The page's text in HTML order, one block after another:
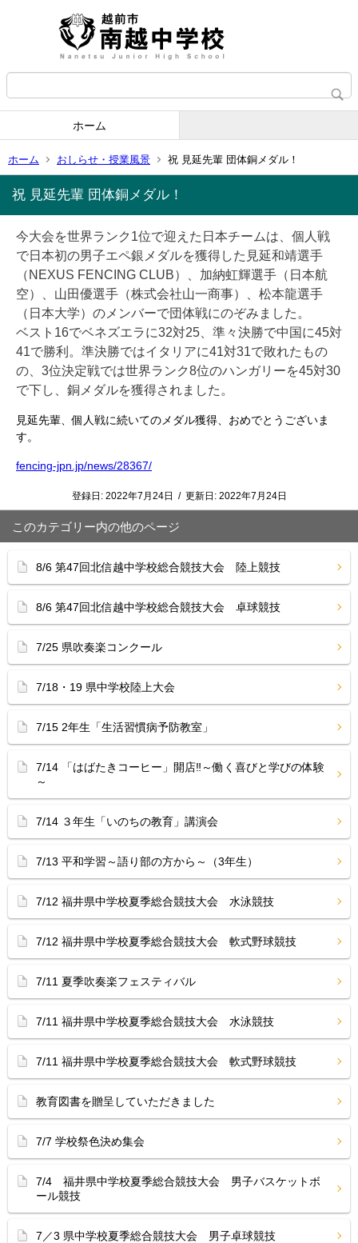
ホーム
ホーム おしらせ・授業風景 祝 見延先輩 団体銅メダル！
祝 見延先輩 団体銅メダル！
今大会を世界ランク1位で迎えた日本チームは、個人戦
で日本初の男子エペ銀メダルを獲得した見延和靖選手
（NEXUS FENCING CLUB）、加納虹輝選手（日本航
空）、山田優選手（株式会社山一商事）、松本龍選手
（日本大学）のメンバーで団体戦にのぞみました。
ベスト16でベネズエラに32対25、準々決勝で中国に45対
41で勝利。準決勝ではイタリアに41対31で敗れたもの
の、3位決定戦では世界ランク8位のハンガリーを45対30
で下し、銅メダルを獲得されました。
見延先輩、個人戦に続いてのメダル獲得、おめでとうございま
す。
fencing-jpn.jp/news/28367/
登録日: 2022年7月24日 / 更新日: 2022年7月24日
このカテゴリー内の他のページ
8/6 第47回北信越中学校総合競技大会 陸上競技
8/6 第47回北信越中学校総合競技大会 卓球競技
7/25 県吹奏楽コンクール
7/18・19 県中学校陸上大会
7/15 2年生「生活習慣病予防教室」
7/14 「はばたきコーヒー」開店‼︎～働く喜びと学びの体験
～
7/14 ３年生「いのちの教育」講演会
7/13 平和学習～語り部の方から～（3年生）
7/12 福井県中学校夏季総合競技大会 水泳競技
7/12 福井県中学校夏季総合競技大会 軟式野球競技
7/11 夏季吹奏楽フェスティバル
7/11 福井県中学校夏季総合競技大会 水泳競技
7/11 福井県中学校夏季総合競技大会 軟式野球競技
教育図書を贈呈していただきました
7/7 学校祭色決め集会
7/4 福井県中学校夏季総合競技大会 男子バスケットボ
ール競技
7／3 県中学校夏季総合競技大会 男子卓球競技